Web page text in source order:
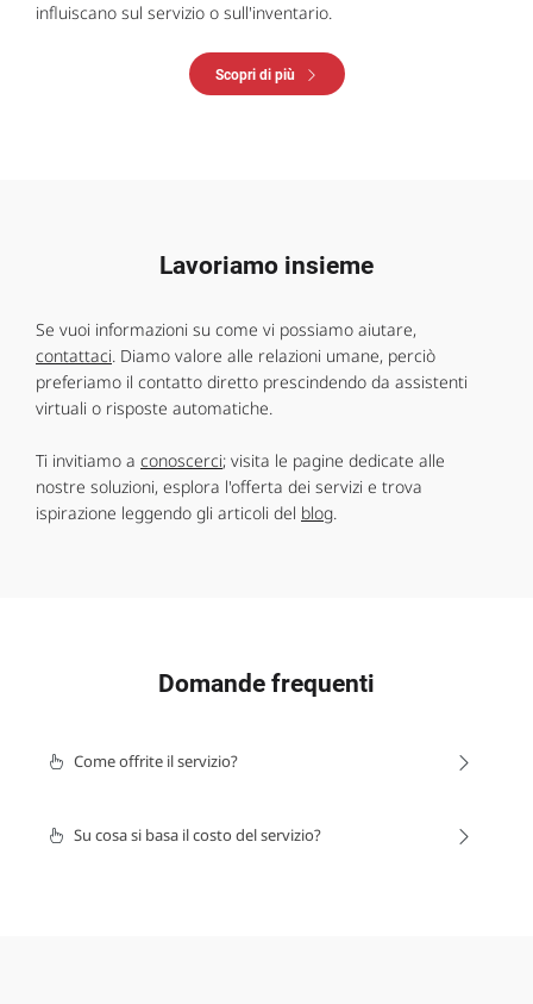
influiscano sul servizio o sull'inventario.
Scopri di più
Lavoriamo insieme
Se vuoi informazioni su come vi possiamo aiutare,
contattaci. Diamo valore alle relazioni umane, perciò
preferiamo il contatto diretto prescindendo da assistenti
virtuali o risposte automatiche.
Ti invitiamo a conoscerci; visita le pagine dedicate alle
nostre soluzioni, esplora l'offerta dei servizi e trova
ispirazione leggendo gli articoli del blog.
Domande frequenti
Come offrite il servizio?
Su cosa si basa il costo del servizio?